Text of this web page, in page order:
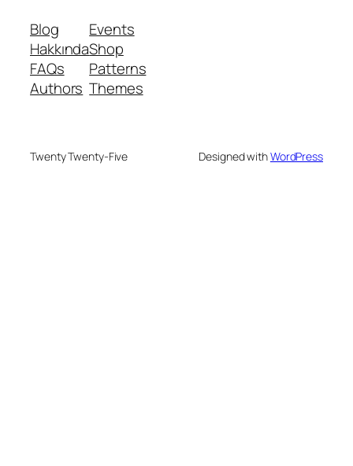
Blog
Hakkında
FAQs
Authors
Events
Shop
Patterns
Themes
Twenty Twenty-Five Designed withWordPress